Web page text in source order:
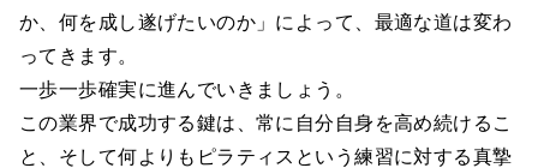
か、何を成し遂げたいのか」によって、最適な道は変わ
ってきます。
一歩一歩確実に進んでいきましょう。
この業界で成功する鍵は、常に自分自身を高め続けるこ
と、そして何よりもピラティスという練習に対する真摯